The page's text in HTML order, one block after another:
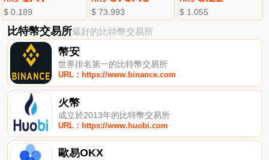
$ 0.189 $ 73.993 $ 1.055
比特幣交易所最好的比特幣交易所
幣安
世界排名第一的比特幣交易所
URL：https://www.binance.com
火幣
成立於2013年的比特幣交易所
URL：https://www.huobi.com
歐易OKX